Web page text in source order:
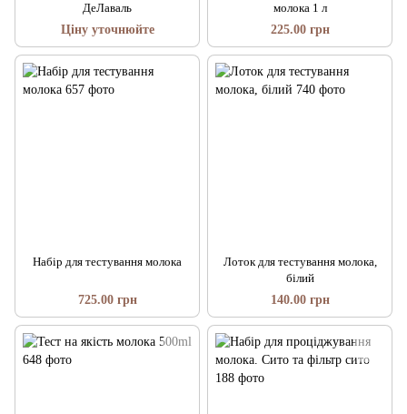
ДеЛаваль
Ціну уточнюйте
молока 1 л
225.00 грн
Набір для тестування молока
725.00 грн
Лоток для тестування молока,
білий
140.00 грн